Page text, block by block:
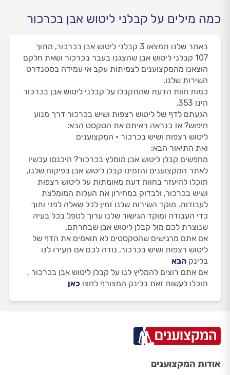
כמה מילים על קבלני ליטוש אבן בכרכור
באתר שלנו תמצאו 3 קבלני ליטוש אבן בכרכור, מתוך
107 קבלני ליטוש אבן שהצגנו בעבר בכרכור ושאת חלקם
הוצאנו מהמקצוענים לצמיתות עקב אי עמידה בסטנדרט
השירות שלנו.
כמות חוות הדעת שהתקבלו על קבלני ליטוש אבן בכרכור
הינו 353.
הגעתם לדף של ליטוש רצפות ושיש בכרכור דרך מנוע
חיפוש? אז כנראה ראיתם את הטקסט הבא:
ליטוש רצפות ושיש בכרכור • המקצוענים
ואת התיאור הבא:
מחפשים קבלן ליטוש אבן מומלץ בכרכור? היכנסו עכשיו
לאתר המקצוענים והזמינו קבלן ליטוש אבן בפיקוח שלנו,
תוכלו להיעזר בחוות דעת מאומתות על ליטוש רצפות
ושיש בכרכור, ולבדוק במחירון את העלות המומלצת
לעבודות. מוקד השירות שלנו זמין לכל שאלה לפני ותוך
כדי העבודה ומוקד הגישור שלנו ערוך לטפל בכל בעיה
שנוצרת לכם מול קבלן ליטוש אבן שבחרתם.
אם אתם מרגישים שהטקסטים לא תואמים את הדף של
ליטוש רצפות ושיש בכרכור, נודה לכם אם תעירו לנו
בלינק הבא
אם אתם רוצים להמליץ לנו על קבלן ליטוש אבן בכרכור ,
תוכלו לעשות זאת בלינק המצורף לחצו כאן
אודות המקצוענים